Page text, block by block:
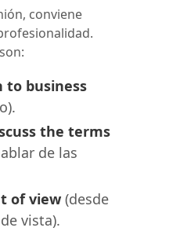
conviene
to business
the terms
de las
of view (desde
vista).